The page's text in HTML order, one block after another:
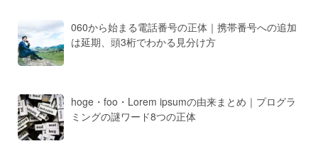
060から始まる電話番号の正体｜携帯番号への追加
は延期、頭3桁でわかる見分け方
hoge・foo・Lorem ipsumの由来まとめ｜プログラ
ミングの謎ワード8つの正体